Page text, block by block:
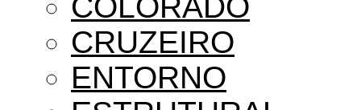
CRUZEIRO
ENTORNO